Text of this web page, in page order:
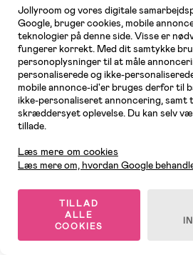
På lager
(1)
Lindberg Roxtuna Hue Uld,
99 kr
Vejl. pris: 189 kr
På
(14)
79
Jollyroom og vores digitale
Google, bruger cookies, mobile
teknologier på denne side. Visse er
fungerer korrekt. Med dit samtykke
personoplysninger til at måle
personaliserede og ikke-
mobile annonce-id'er bruges derfor til
ikke-personaliseret annoncering, samt
skræddersyet oplevelse. Du kan selv
tillade.
Læs mere om cookies
Læs mere om, hvordan Google
TILLAD
ALLE
COOKIES